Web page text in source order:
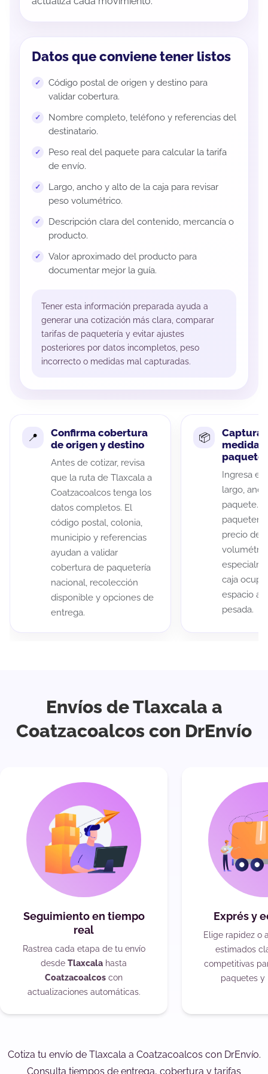
Datos que conviene tener listos
Código postal de origen y destino para
validar cobertura.
Nombre completo, teléfono y referencias del
destinatario.
Peso real del paquete para calcular la tarifa
de envío.
Largo, ancho y alto de la caja para revisar
peso volumétrico.
Descripción clara del contenido, mercancía o
producto.
Valor aproximado del producto para
documentar mejor la guía.
Tener esta información preparada ayuda a
generar una cotización más clara, comparar
tarifas de paquetería y evitar ajustes
posteriores por datos incompletos, peso
incorrecto o medidas mal capturadas.
Confirma cobertura
de origen y destino
Antes de cotizar, revisa
que la ruta de Tlaxcala a
Coatzacoalcos tenga los
datos completos. El
código postal, colonia,
municipio y referencias
ayudan a validar
cobertura de paquetería
nacional, recolección
disponible y opciones de
entrega.
Captura
medidas
paquete
Ingresa el
largo,
paquete.
precio de
caja
espacio
pesada.
Envíos de Tlaxcala a
Coatzacoalcos con DrEnvío
Seguimiento en tiempo
real
Rastrea cada etapa de tu envío
desde Tlaxcala hasta
Coatzacoalcos con
actualizaciones automáticas.
Exprés y
Elige rapidez o
estimados
competitivas
paquetes y
Cotiza tu envío de Tlaxcala a Coatzacoalcos con DrEnvío.
Consulta tiempos de entrega, cobertura y tarifas